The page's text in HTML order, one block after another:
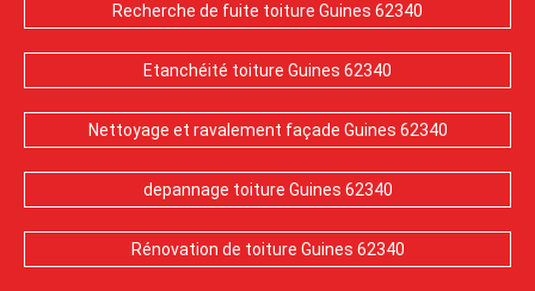
Recherche de fuite toiture Guines 62340
Etanchéité toiture Guines 62340
Nettoyage et ravalement façade Guines 62340
depannage toiture Guines 62340
Rénovation de toiture Guines 62340